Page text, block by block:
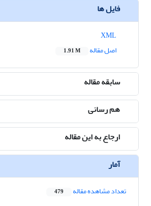
فایل ها
اصل مقاله
1.91 M
سابقه مقاله
هم رسانی
ارجاع به این مقاله
آمار
تعداد مشاهده مقاله 479